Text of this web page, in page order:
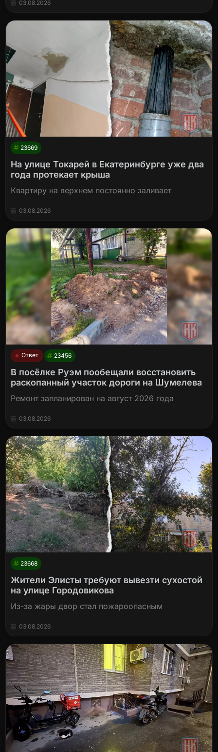
03.08.2026
23669
На улице Токарей в Екатеринбурге уже два
года протекает крыша
Квартиру на верхнем постоянно заливает
03.08.2026
Ответ 23456
В посёлке Руэм пообещали восстановить
раскопанный участок дороги на Шумелева
Ремонт запланирован на август 2026 года
03.08.2026
23668
Жители Элисты требуют вывезти сухостой
на улице Городовикова
Из-за жары двор стал пожароопасным
03.08.2026